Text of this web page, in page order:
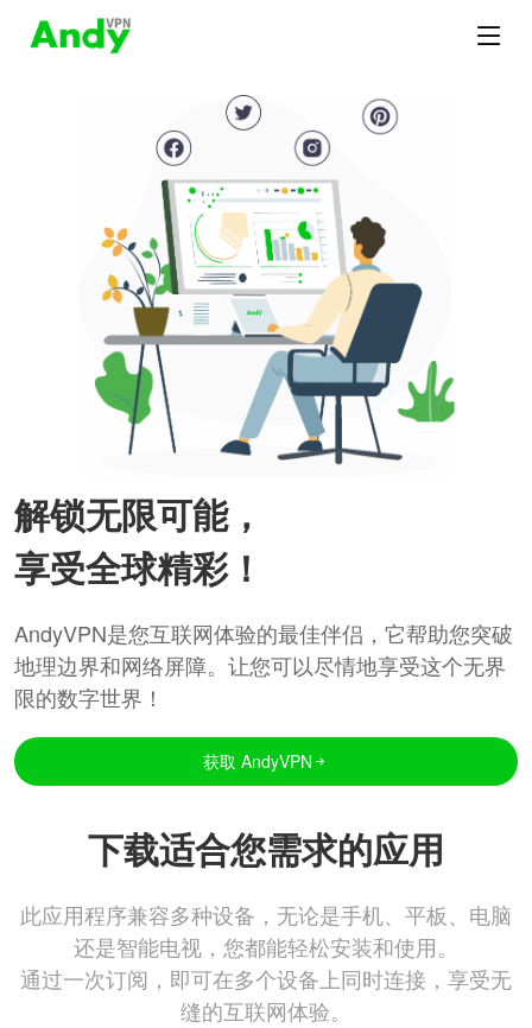
解锁无限可能，
享受全球精彩！
AndyVPN是您互联网体验的最佳伴侣，它帮助您突破
地理边界和网络屏障。让您可以尽情地享受这个无界
限的数字世界！
获取 AndyVPN
下载适合您需求的应用
此应用程序兼容多种设备，无论是手机、平板、电脑
还是智能电视，您都能轻松安装和使用。
通过一次订阅，即可在多个设备上同时连接，享受无
缝的互联网体验。